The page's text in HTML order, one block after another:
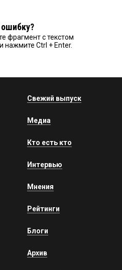
фрагмент с текстом
нажмите Ctrl + Enter.
Свежий выпуск
Медиа
Кто есть кто
Интервью
Мнения
Рейтинги
Блоги
Архив